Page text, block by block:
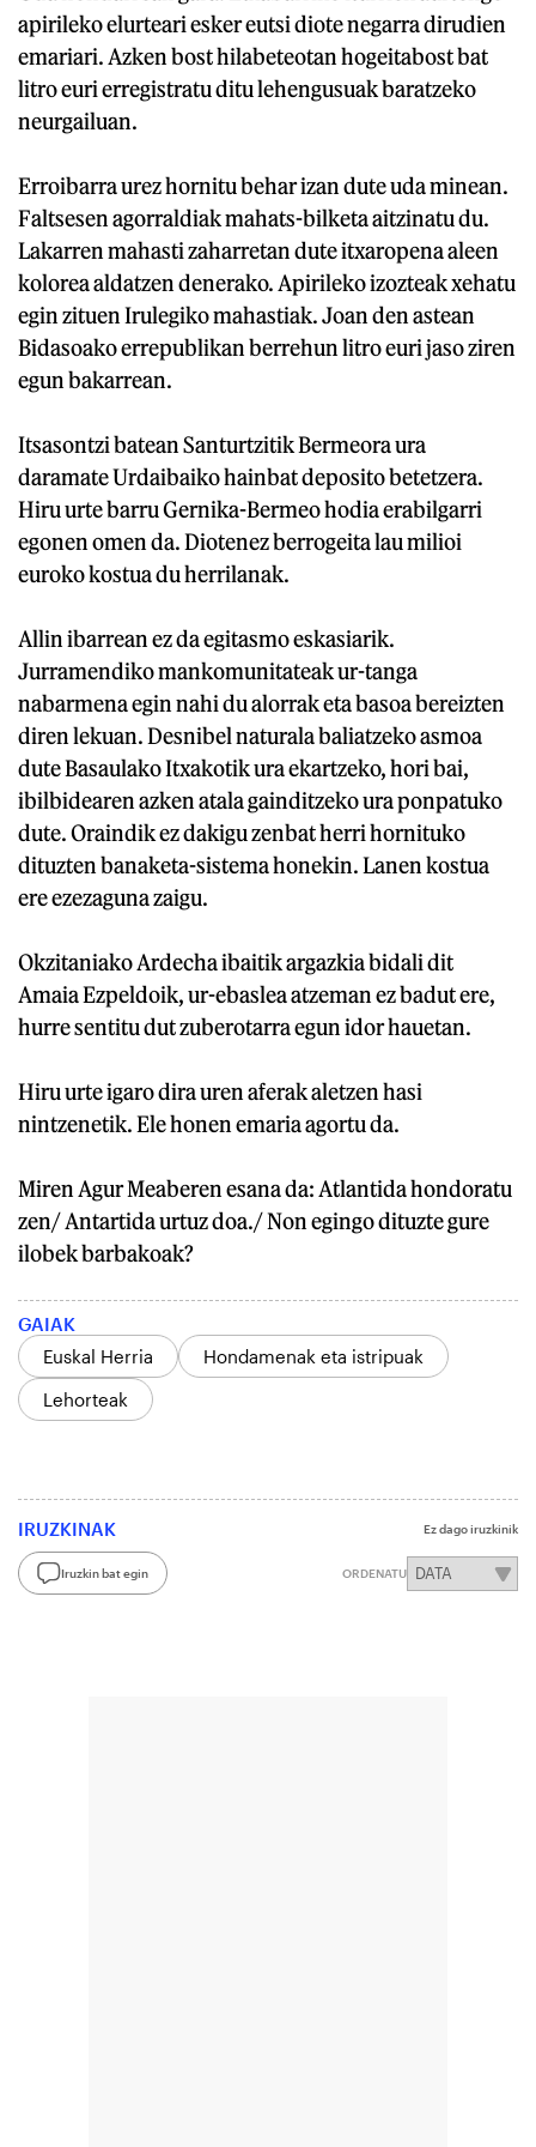
apirileko elurteari esker eutsi diote negarra dirudien
emariari. Azken bost hilabeteotan hogeitabost bat
litro euri erregistratu ditu lehengusuak baratzeko
neurgailuan.
Erroibarra urez hornitu behar izan dute uda minean.
Faltsesen agorraldiak mahats-bilketa aitzinatu du.
Lakarren mahasti zaharretan dute itxaropena aleen
kolorea aldatzen denerako. Apirileko izozteak xehatu
egin zituen Irulegiko mahastiak. Joan den astean
Bidasoako errepublikan berrehun litro euri jaso ziren
egun bakarrean.
Itsasontzi batean Santurtzitik Bermeora ura
daramate Urdaibaiko hainbat deposito betetzera.
Hiru urte barru Gernika-Bermeo hodia erabilgarri
egonen omen da. Diotenez berrogeita lau milioi
euroko kostua du herrilanak.
Allin ibarrean ez da egitasmo eskasiarik.
Jurramendiko mankomunitateak ur-tanga
nabarmena egin nahi du alorrak eta basoa bereizten
diren lekuan. Desnibel naturala baliatzeko asmoa
dute Basaulako Itxakotik ura ekartzeko, hori bai,
ibilbidearen azken atala gainditzeko ura ponpatuko
dute. Oraindik ez dakigu zenbat herri hornituko
dituzten banaketa-sistema honekin. Lanen kostua
ere ezezaguna zaigu.
Okzitaniako Ardecha ibaitik argazkia bidali dit
Amaia Ezpeldoik, ur-ebaslea atzeman ez badut ere,
hurre sentitu dut zuberotarra egun idor hauetan.
Hiru urte igaro dira uren aferak aletzen hasi
nintzenetik. Ele honen emaria agortu da.
Miren Agur Meaberen esana da: Atlantida hondoratu
zen/ Antartida urtuz doa./ Non egingo dituzte gure
ilobek barbakoak?
GAIAK
Euskal Herria
Hondamenak eta istripuak
Lehorteak
IRUZKINAK Ez dago iruzkinik
Iruzkin bat egin ORDENATU